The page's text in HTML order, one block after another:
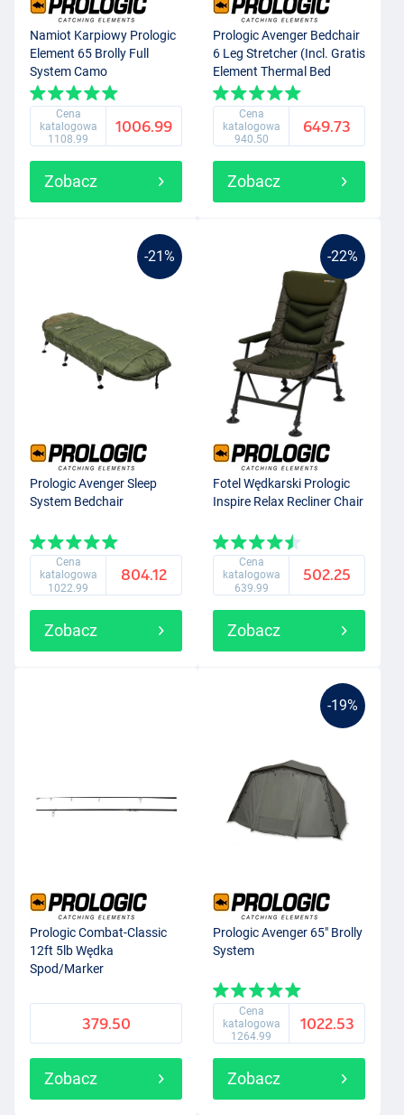
Namiot Karpiowy Prologic
Element 65 Brolly Full
System Camo
Cena
katalogowa
1108.99
1006.99
Zobacz
Prologic Avenger Bedchair
6 Leg Stretcher (Incl. Gratis
Element Thermal Bed
Cover)
Cena
katalogowa
940.50
649.73
Zobacz
-21%
Prologic Avenger Sleep
System Bedchair
Cena
katalogowa
1022.99
804.12
Zobacz
-22%
Fotel Wędkarski Prologic
Inspire Relax Recliner Chair
Cena
katalogowa
639.99
502.25
Zobacz
Prologic Combat-Classic
12ft 5lb Wędka
Spod/Marker
379.50
Zobacz
-19%
Prologic Avenger 65" Brolly
System
Cena
katalogowa
1264.99
1022.53
Zobacz